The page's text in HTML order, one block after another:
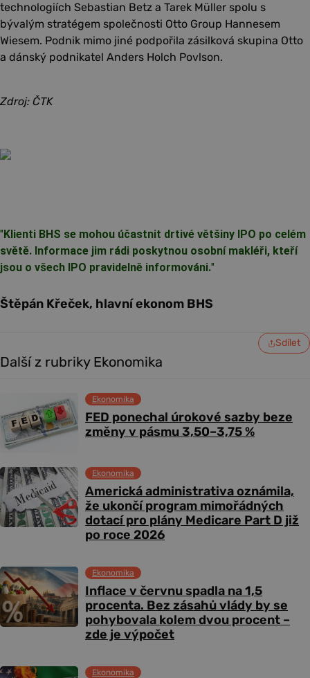
technologiích Sebastian Betz a Tarek Müller spolu s
bývalým stratégem společnosti Otto Group Hannesem
Wiesem. Podnik mimo jiné podpořila zásilková skupina Otto
a dánský podnikatel Anders Holch Povlson.
Zdroj: ČTK
" Klienti BHS se mohou účastnit drtivé většiny IPO po celém
světě. Informace jim rádi poskytnou osobní makléři, kteří
jsou o všech IPO pravidelně informováni."
Štěpán Křeček, hlavní ekonom BHS
Sdílet
Další z rubriky Ekonomika
FED ponechal úrokové sazby beze
změny v pásmu 3,50–3,75 %
Ekonomika
Americká administrativa oznámila,
že ukončí program mimořádných
dotací pro plány Medicare Part D již
po roce 2026
Ekonomika
Inflace v červnu spadla na 1,5
procenta. Bez zásahů vlády by se
pohybovala kolem dvou procent –
zde je výpočet
Ekonomika
Ekonomika